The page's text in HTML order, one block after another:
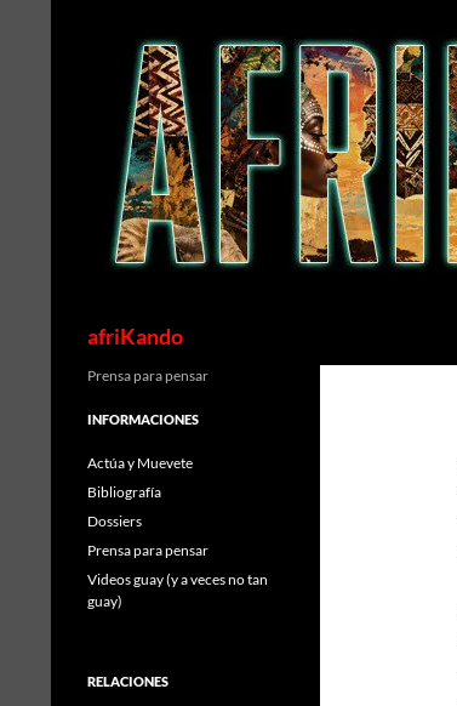
afriKando
Prensa para pensar
INFORMACIONES
Actúa y Muevete
Bibliografía
Dossiers
Prensa para pensar
Videos guay (y a veces no tan
guay)
RELACIONES